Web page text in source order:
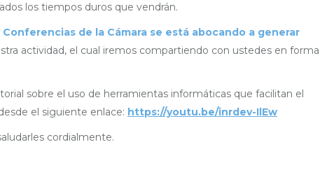
los tiempos duros que vendrán.
Conferencias de la Cámara se está abocando a generar
actividad, el cual iremos compartiendo con ustedes en forma
sobre el uso de herramientas informáticas que facilitan el
el siguiente enlace: https://youtu.be/inrdev-IlEw
cordialmente.